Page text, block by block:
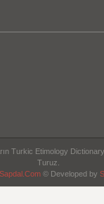
Turkic Etimology
Turuz.
Sapdal.Com© Developed by